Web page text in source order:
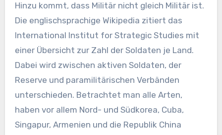
Hinzu kommt, dass Militär nicht gleich Militär ist.
Die englischsprachige Wikipedia zitiert das
International Institut for Strategic Studies mit
einer Übersicht zur Zahl der Soldaten je Land.
Dabei wird zwischen aktiven Soldaten, der
Reserve und paramilitärischen Verbänden
unterschieden. Betrachtet man alle Arten,
haben vor allem Nord- und Südkorea, Cuba,
Singapur, Armenien und die Republik China